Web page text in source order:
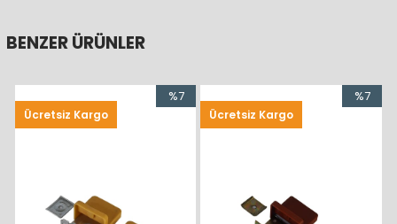
BENZER ÜRÜNLER
%7
Ücretsiz Kargo
%7
Ücretsiz Kargo